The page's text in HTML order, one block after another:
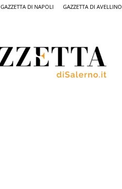
GAZZETTA DI NAPOLI GAZZETTA DI AVELLINO
Salerno,
il
quotidiano